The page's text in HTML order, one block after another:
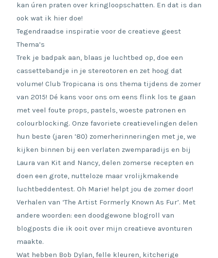
kan úren praten over kringloopschatten. En dat is dan
ook wat ik hier doe!
Tegendraadse inspiratie voor de creatieve geest
Thema’s
Trek je badpak aan, blaas je luchtbed op, doe een
cassettebandje in je stereotoren en zet hoog dat
volume! Club Tropicana is ons thema tijdens de zomer
van 2015! Dé kans voor ons om eens flink los te gaan
met veel foute props, pastels, woeste patronen en
colourblocking. Onze favoriete creatievelingen delen
hun beste (jaren ’80) zomerherinneringen met je, we
kijken binnen bij een verlaten zwemparadijs en bij
Laura van Kit and Nancy, delen zomerse recepten en
doen een grote, nutteloze maar vrolijkmakende
luchtbeddentest. Oh Marie! helpt jou de zomer door!
Verhalen van ‘The Artist Formerly Known As Fur’. Met
andere woorden: een doodgewone blogroll van
blogposts die ik ooit over mijn creatieve avonturen
maakte.
Wat hebben Bob Dylan, felle kleuren, kitcherige